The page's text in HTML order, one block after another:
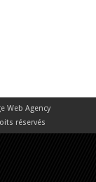
Web Agency
réservés